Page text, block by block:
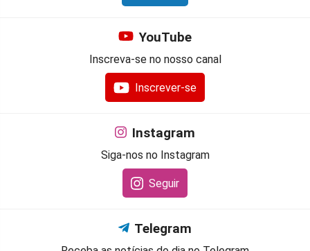
YouTube
Inscreva-se no nosso canal
Inscrever-se
Instagram
Siga-nos no Instagram
Seguir
Telegram